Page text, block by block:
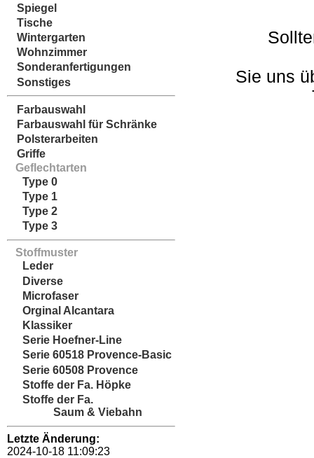
Spiegel
Tische
Wintergarten
Wohnzimmer
Sonderanfertigungen
Sonstiges
Farbauswahl
Farbauswahl für Schränke
Polsterarbeiten
Griffe
Geflechtarten
Type 0
Type 1
Type 2
Type 3
Stoffmuster
Leder
Diverse
Microfaser
Orginal Alcantara
Klassiker
Serie Hoefner-Line
Serie 60518 Provence-Basic
Serie 60508 Provence
Stoffe der Fa. Höpke
Stoffe der Fa.
Saum & Viebahn
Letzte Änderung:
2024-10-18 11:09:23
Sie uns